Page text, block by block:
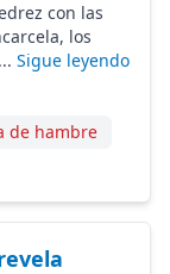
con las
los
Sigue leyendo
de hambre